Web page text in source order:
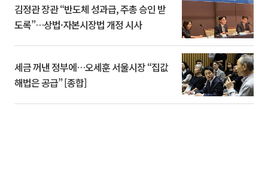
김정관 장관 “반도체 성과급, 주총 승인 받
도록”…상법·자본시장법 개정 시사
세금 꺼낸 정부에…오세훈 서울시장 “집값
해법은 공급” [종합]